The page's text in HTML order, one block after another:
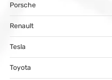
Porsche
Renault
Tesla
Toyota